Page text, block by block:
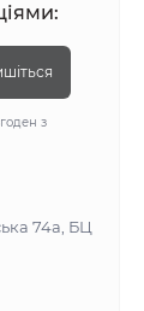
з
74а, БЦ